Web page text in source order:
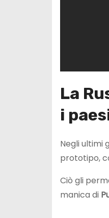
La
i
Negli ultimi
prototipo,
Ciò gli
manica di